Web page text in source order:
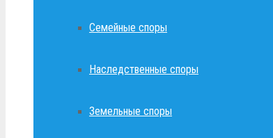
Семейные споры
Наследственные споры
Земельные споры